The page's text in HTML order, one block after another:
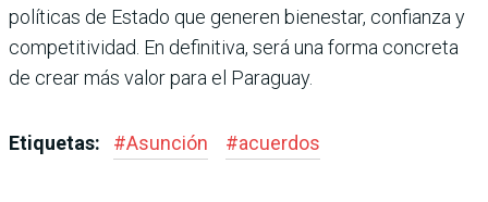
políticas de Estado que generen bienestar, confianza y
competitividad. En definitiva, será una forma concreta
de crear más valor para el Paraguay.
Etiquetas: #Asunción #acuerdos